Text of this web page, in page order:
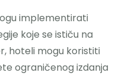
implementirati
koje se ističu na
hoteli mogu koristiti
ograničenog izdanja